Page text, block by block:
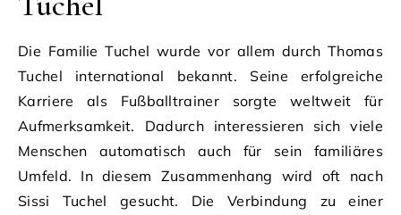
Die Familie Tuchel wurde vor allem durch Thomas
Tuchel international bekannt. Seine erfolgreiche
Karriere als Fußballtrainer sorgte weltweit für
Aufmerksamkeit. Dadurch interessieren sich viele
Menschen automatisch auch für sein familiäres
Umfeld. In diesem Zusammenhang wird oft nach
Sissi Tuchel gesucht. Die Verbindung zu einer